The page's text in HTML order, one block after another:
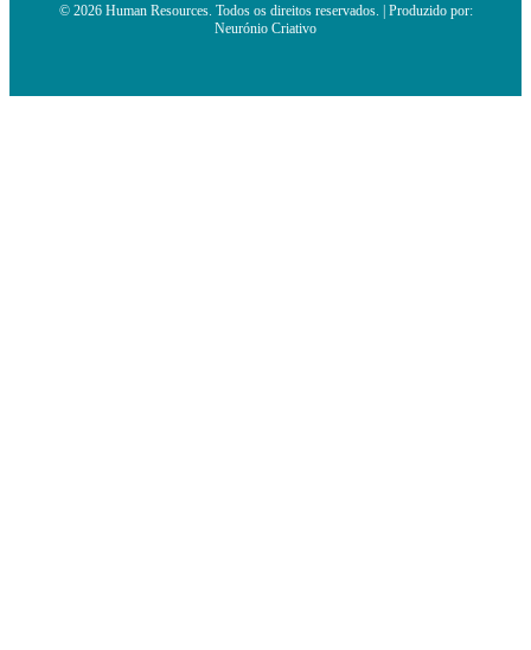
© 2026 Human Resources. Todos os direitos reservados. | Produzido por:
Neurónio Criativo